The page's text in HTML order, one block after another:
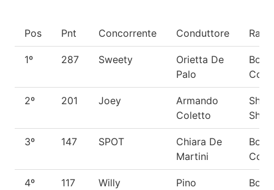
Pos Pnt Concorrente Conduttore
1º 287 Sweety
Orietta De
Palo
2º 201 Joey
Armando
Coletto
3º 147 SPOT
Chiara De
Martini
4º 117 Willy
Pino